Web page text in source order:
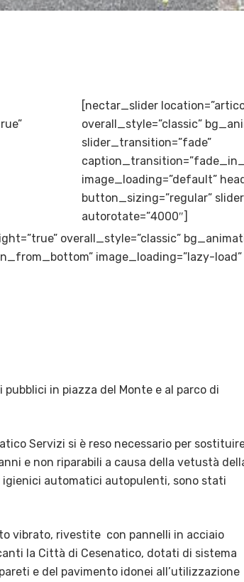
[nectar_slider
overall_style=”classic”
slider_transition=”fade”
image_loading=”default”
button_sizing=”regular”
autorotate=”4000″]
overall_style=”classic”
image_loading=”lazy-
in piazza del Monte e al parco di
Servizi si è reso necessario per
e non riparabili a causa della vetustà
automatici autopulenti, sono stati
vibrato, rivestite con pannelli in acciaio
la Città di Cesenatico, dotati di sistema
e del pavimento idonei all’utilizzazione